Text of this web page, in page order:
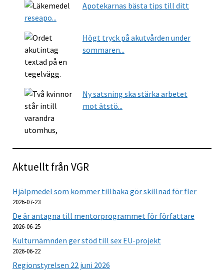
Apotekarnas bästa tips till ditt
reseapo...
Högt tryck på akutvården under
sommaren...
Ny satsning ska stärka arbetet
mot ätstö...
Aktuellt från VGR
Hjälpmedel som kommer tillbaka gör skillnad för fler
2026-07-23
De är antagna till mentorprogrammet för författare
2026-06-25
Kulturnämnden ger stöd till sex EU-projekt
2026-06-22
Regionstyrelsen 22 juni 2026